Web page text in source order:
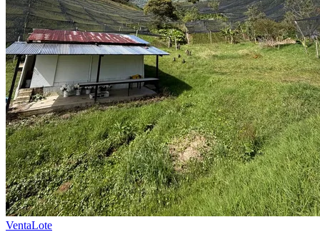
VentaLote